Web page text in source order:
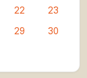
22
23
29
30